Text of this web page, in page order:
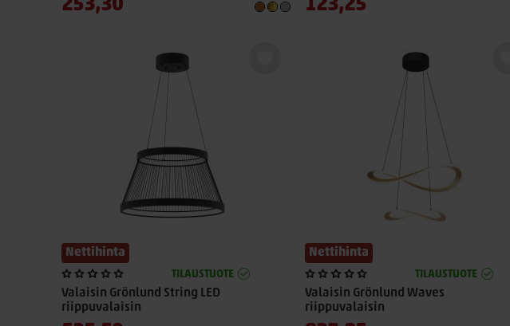
253,30 123,25
Nettihinta
TILAUSTUOTE
Valaisin Grönlund String LED
riippuvalaisin
Nettihinta
TILAUSTUOTE
Valaisin Grönlund Waves
riippuvalaisin